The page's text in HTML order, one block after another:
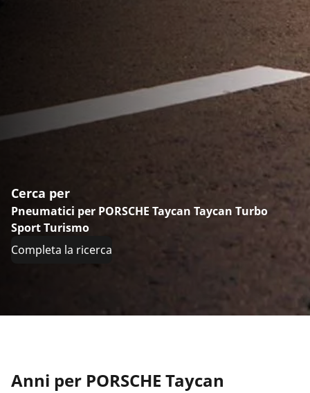
Cerca per
Pneumatici per PORSCHE Taycan Taycan Turbo
Sport Turismo
Completa la ricerca
Anni per PORSCHE Taycan